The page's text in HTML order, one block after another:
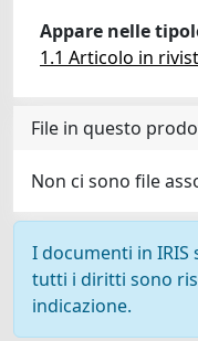
Appare nelle
1.1 Articolo in
File in questo
Non ci sono file
I documenti in
tutti i diritti sono
indicazione.